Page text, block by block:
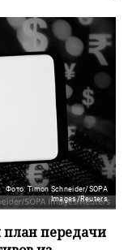
Фото: Timon Schneider/SOPA
Images/Reuters
план передачи